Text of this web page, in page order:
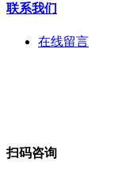
联系我们
在线留言
扫码咨询